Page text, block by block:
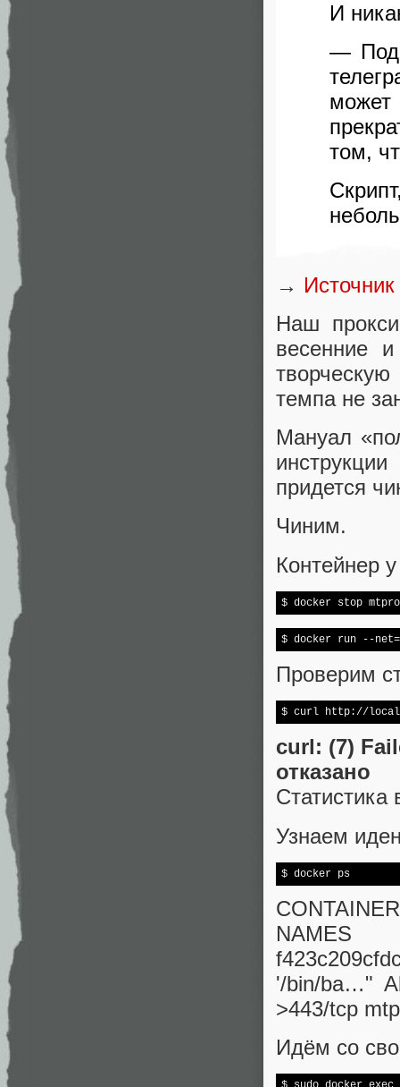
И
—
том,
→ Источник
Наш
весенние
темпа не
Мануал
придется
Чиним.
Контейнер
$ docker stop
$ docker run --
Проверим
$ curl http://
curl: (7)
отказано
Статистика
Узнаем
$ docker ps
NAMES
'/bin/ba…"
>443/tcp
Идём со